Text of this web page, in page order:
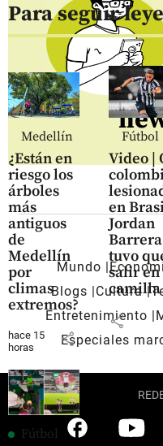
Para seguir
Medellín
¿Están en
riesgo los
árboles
más
antiguos
de
Medellín
por
climas
extremos?
hace 15
horas
share
Fútbol
Video |
en
Jordan
Barrera
tuvo
salir en
camilla
share
Fútbol
Mundo
Blogs
Cultura
Entretenimiento
Especiales